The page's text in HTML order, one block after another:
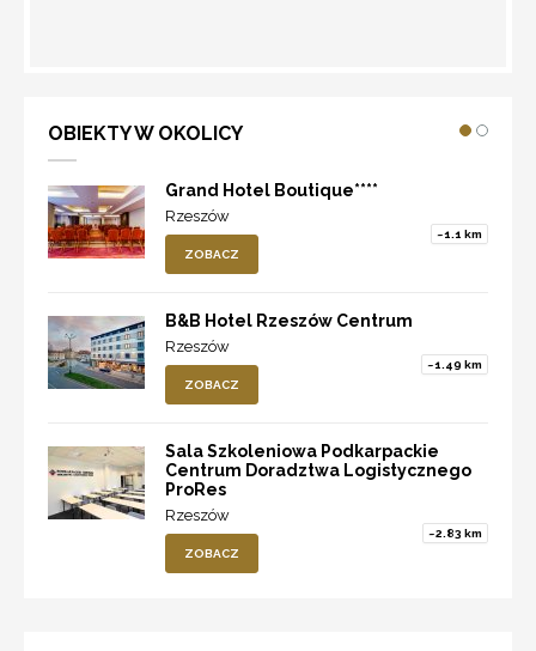
OBIEKTY W OKOLICY
Grand Hotel Boutique****
Rzeszów
~1.1 km
ZOBACZ
B&B Hotel Rzeszów Centrum
Rzeszów
~1.49 km
ZOBACZ
Sala Szkoleniowa Podkarpackie
Centrum Doradztwa Logistycznego
ProRes
Rzeszów
~2.83 km
ZOBACZ